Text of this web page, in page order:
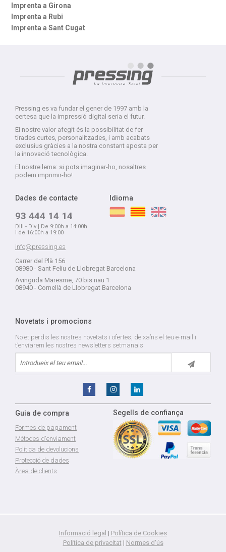
Imprenta a Girona
Imprenta a Rubi
Imprenta a Sant Cugat
Pressing es va fundar el gener de 1997 amb la
certesa que la impressió digital seria el futur.
El nostre valor afegit és la possibilitat de fer
tirades curtes, personalitzades, i amb acabats
exclusius gràcies a la nostra constant aposta per
la innovació tecnològica.
El nostre lema: si pots imaginar-ho, nosaltres
podem imprimir-ho!
Dades de contacte
93 444 14 14
Dill - Div | De 9:00h a 14:00h
i de 16:00h a 19:00
info@pressing.es
Carrer del Plà 156
08980 - Sant Feliu de Llobregat Barcelona
Avinguda Maresme, 70 bis nau 1
08940 - Cornellà de Llobregat Barcelona
Idioma
Novetats i promocions
No et perdis les nostres novetats i ofertes, deixa’ns el teu e-mail i
t’enviarem les nostres newsletters setmanals.
Guia de compra
Formes de pagament
Mètodes d'enviament
Política de devolucions
Protecció de dades
Àrea de clients
Segells de confiança
Informació legal | Política de Cookies
Política de privacitat | Normes d'ús